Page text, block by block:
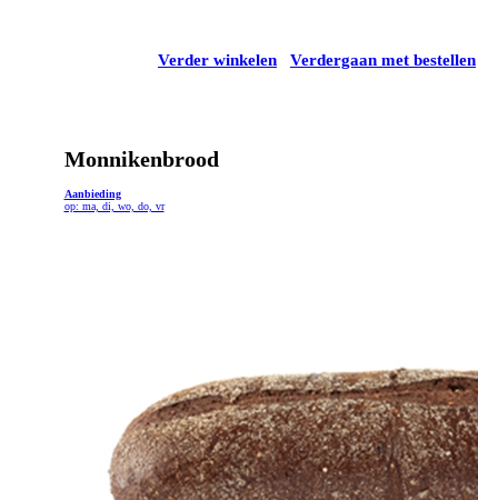
Verder winkelen Verdergaan met bestellen
Monnikenbrood
Aanbieding
op: ma, di, wo, do, vr